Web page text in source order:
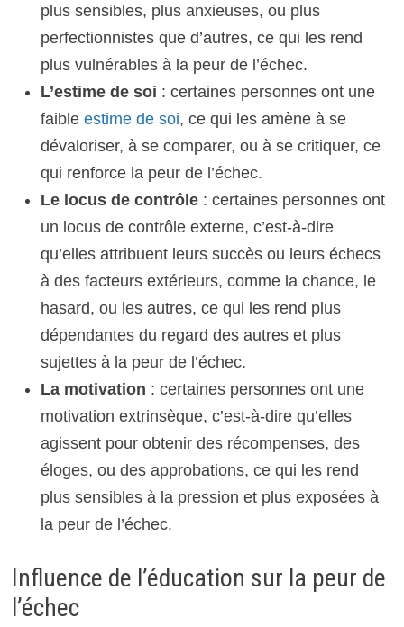
plus sensibles, plus anxieuses, ou plus
perfectionnistes que d’autres, ce qui les rend
plus vulnérables à la peur de l’échec.
L’estime de soi : certaines personnes ont une
faible estime de soi, ce qui les amène à se
dévaloriser, à se comparer, ou à se critiquer, ce
qui renforce la peur de l’échec.
Le locus de contrôle: certaines personnes ont
un locus de contrôle externe, c’est-à-dire
qu’elles attribuent leurs succès ou leurs échecs
à des facteurs extérieurs, comme la chance, le
hasard, ou les autres, ce qui les rend plus
dépendantes du regard des autres et plus
sujettes à la peur de l’échec.
La motivation : certaines personnes ont une
motivation extrinsèque, c’est-à-dire qu’elles
agissent pour obtenir des récompenses, des
éloges, ou des approbations, ce qui les rend
plus sensibles à la pression et plus exposées à
la peur de l’échec.
Influence de l’éducation sur la peur de
l’échec